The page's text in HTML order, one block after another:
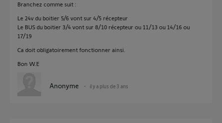
Branchez comme suit :
Le 24v du boitier 5/6 vont sur 4/5 récepteur
Le BUS du boitier 3/4 vont sur 8/10 récepteur ou 11/13 ou 14/16 ou
17/19
Ca doit obligatoirement fonctionner ainsi.
Bon W.E
Anonyme il y a plus de 3 ans